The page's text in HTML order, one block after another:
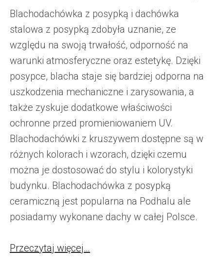
Blachodachówka z posypką i dachówka
stalowa z posypką zdobyła uznanie, ze
względu na swoją trwałość, odporność na
warunki atmosferyczne oraz estetykę. Dzięki
posypce, blacha staje się bardziej odporna na
uszkodzenia mechaniczne i zarysowania, a
także zyskuje dodatkowe właściwości
ochronne przed promieniowaniem UV.
Blachodachówki z kruszywem dostępne są w
różnych kolorach i wzorach, dzięki czemu
można je dostosować do stylu i kolorystyki
budynku. Blachodachówka z posypką
ceramiczną jest popularna na Podhalu ale
posiadamy wykonane dachy w całej Polsce.
Przeczytaj więcej…